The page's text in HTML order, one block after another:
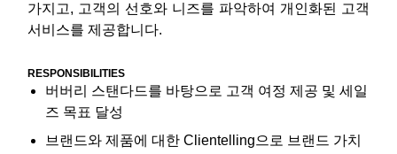
가지고, 고객의 선호와 니즈를 파악하여 개인화된 고객
서비스를 제공합니다.
RESPONSIBILITIES
버버리 스탠다드를 바탕으로 고객 여정 제공 및 세일
즈 목표 달성
브랜드와 제품에 대한 Clientelling으로 브랜드 가치